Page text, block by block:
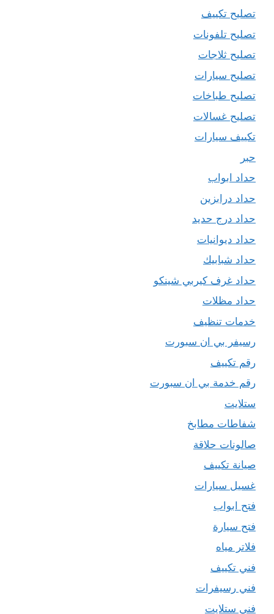
تصليح تكييف
تصليح تلفونات
تصليح ثلاجات
تصليح سيارات
تصليح طباخات
تصليح غسالات
تكييف سيارات
حبر
حداد ابواب
حداد درابزين
حداد درج حديد
حداد ديوانيات
حداد شبابيك
حداد غرف كيربي شينكو
حداد مظلات
خدمات تنظيف
رسيفر بي ان سبورت
رقم تكييف
رقم خدمة بي ان سبورت
ستلايت
شفاطات مطابخ
صالونات حلاقة
صيانة تكييف
غسيل سيارات
فتح ابواب
فتح سيارة
فلاتر مياه
فني تكييف
فني رسيفرات
فني ستلايت